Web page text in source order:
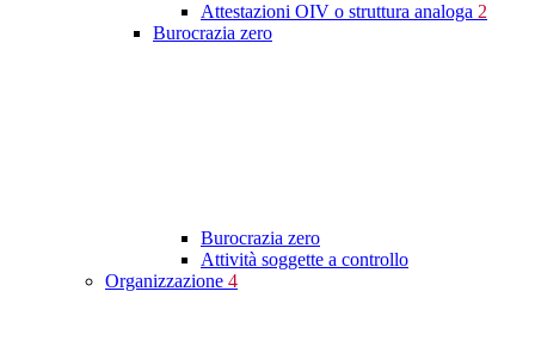
Attestazioni OIV o struttura analoga 2
Burocrazia zero
Burocrazia zero
Attività soggette a controllo
Organizzazione 4